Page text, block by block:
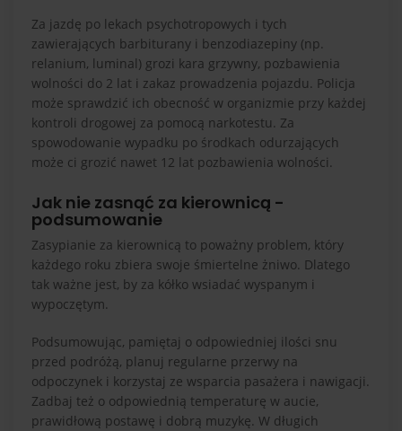
Za jazdę po lekach psychotropowych i tych
zawierających barbiturany i benzodiazepiny (np.
relanium, luminal) grozi kara grzywny, pozbawienia
wolności do 2 lat i zakaz prowadzenia pojazdu. Policja
może sprawdzić ich obecność w organizmie przy każdej
kontroli drogowej za pomocą narkotestu. Za
spowodowanie wypadku po środkach odurzających
może ci grozić nawet 12 lat pozbawienia wolności.
Jak nie zasnąć za kierownicą -
podsumowanie
Zasypianie za kierownicą to poważny problem, który
każdego roku zbiera swoje śmiertelne żniwo. Dlatego
tak ważne jest, by za kółko wsiadać wyspanym i
wypoczętym.
Podsumowując, pamiętaj o odpowiedniej ilości snu
przed podróżą, planuj regularne przerwy na
odpoczynek i korzystaj ze wsparcia pasażera i nawigacji.
Zadbaj też o odpowiednią temperaturę w aucie,
prawidłową postawę i dobrą muzykę. W długich